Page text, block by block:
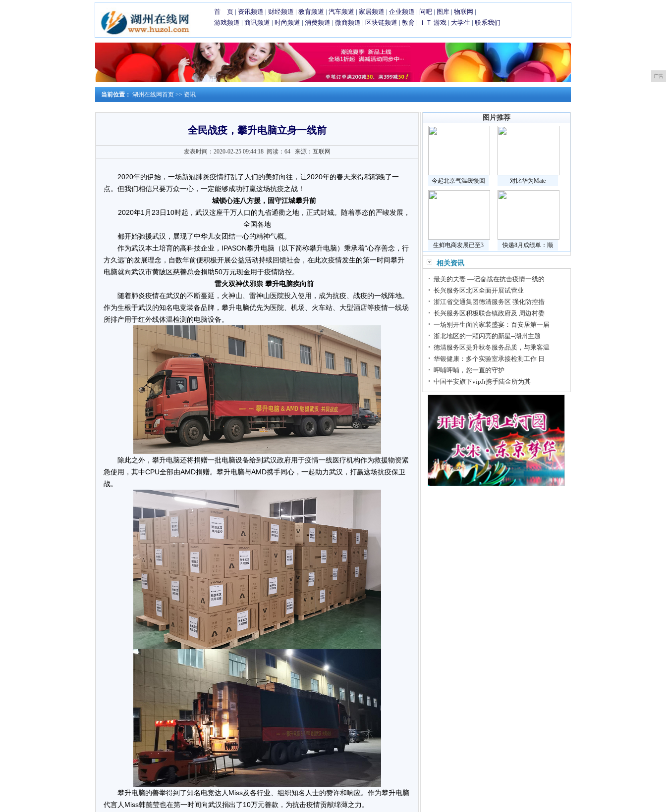
首 页 | 资讯频道 | 财经频道 | 教育频道 | 汽车频道 | 家居频道 | 企业频道 | 问吧 | 图库 | 物联网 |
游戏频道 | 商讯频道 | 时尚频道 | 消费频道 | 微商频道 | 区块链频道 | 教育 | ＩＴ 游戏 | 大学生 | 联系我们
广告
当前位置： 湖州在线网首页 >> 资讯
全民战疫，攀升电脑立身一线前
发表时间：2020-02-25 09:44:18 阅读：64 来源：互联网
2020年的伊始，一场新冠肺炎疫情打乱了人们的美好向往，让2020年的春天来得稍稍晚了一
点。但我们相信只要万众一心，一定能够成功打赢这场抗疫之战！
城锁心连八方援，固守江城攀升前
2020年1月23日10时起，武汉这座千万人口的九省通衢之地，正式封城。随着事态的严峻发展，
全国各地
都开始驰援武汉，展现了中华儿女团结一心的精神气概。
作为武汉本土培育的高科技企业，IPASON攀升电脑（以下简称攀升电脑）秉承着“心存善念，行
方久远”的发展理念，自数年前便积极开展公益活动持续回馈社会，在此次疫情发生的第一时间攀升
电脑就向武汉市黄陂区慈善总会捐助50万元现金用于疫情防控。
雷火双神伏邪祟 攀升电脑疾向前
随着肺炎疫情在武汉的不断蔓延，火神山、雷神山医院投入使用，成为抗疫、战疫的一线阵地。
作为生根于武汉的知名电竞装备品牌，攀升电脑优先为医院、机场、火车站、大型酒店等疫情一线场
所排产用于红外线体温检测的电脑设备。
除此之外，攀升电脑还将捐赠一批电脑设备给到武汉政府用于疫情一线医疗机构作为救援物资紧
急使用，其中CPU全部由AMD捐赠。攀升电脑与AMD携手同心，一起助力武汉，打赢这场抗疫保卫
战。
攀升电脑的善举得到了知名电竞达人Miss及各行业、组织知名人士的赞许和响应。作为攀升电脑
代言人Miss韩懿莹也在第一时间向武汉捐出了10万元善款，为抗击疫情贡献绵薄之力。
图片推荐
今起北京气温缓慢回 对比华为Mate
生鲜电商发展已至3 快递8月成绩单：顺
相关资讯
最美的夫妻 —记奋战在抗击疫情一线的
长兴服务区北区全面开展试营业
浙江省交通集团德清服务区 强化防控措
长兴服务区积极联合镇政府及 周边村委
一场别开生面的家装盛宴：百安居第一届
浙北地区的一颗闪亮的新星--湖州主题
德清服务区提升秋冬服务品质，与乘客温
华银健康：多个实验室承接检测工作 日
呷哺呷哺，您一直的守护
中国平安旗下vipJr携手陆金所为其